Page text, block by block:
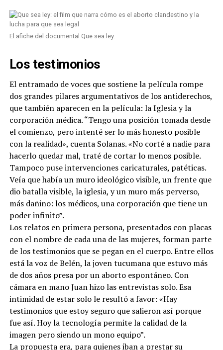
El afiche del documental Que sea ley.
Los testimonios
El entramado de voces que sostiene la película rompe
dos grandes pilares argumentativos de los antiderechos,
que también aparecen en la película: la Iglesia y la
corporación médica. “Tengo una posición tomada desde
el comienzo, pero intenté ser lo más honesto posible
con la realidad», cuenta Solanas. «No corté a nadie para
hacerlo quedar mal, traté de cortar lo menos posible.
Tampoco puse intervenciones caricaturales, patéticas.
Veía que había un muro ideológico visible, un frente que
dio batalla visible, la iglesia, y un muro más perverso,
más dañino: los médicos, una corporación que tiene un
poder infinito”.
Los relatos en primera persona, presentados con placas
con el nombre de cada una de las mujeres, forman parte
de los testimonios que se pegan en el cuerpo. Entre ellos
está la voz de Belén, la joven tucumana que estuvo más
de dos años presa por un aborto espontáneo. Con
cámara en mano Juan hizo las entrevistas solo. Esa
intimidad de estar solo le resultó a favor: «Hay
testimonios que estoy seguro que salieron así porque
fue así. Hoy la tecnología permite la calidad de la
imagen pero siendo un mono equipo”.
La propuesta era, para quienes iban a prestar su